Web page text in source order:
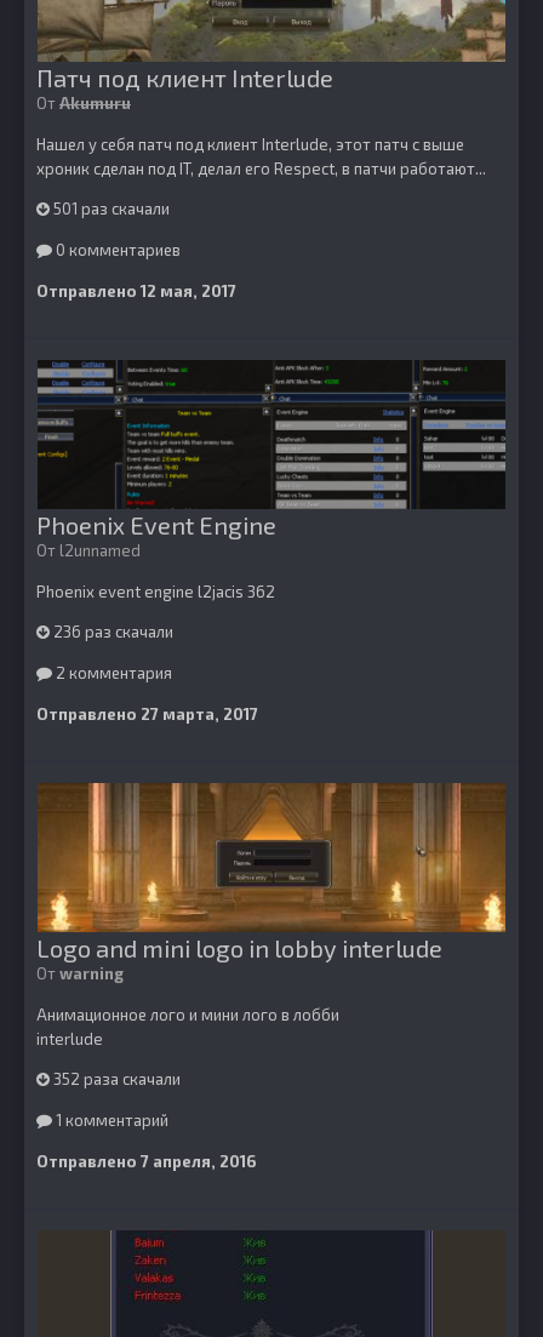
Патч под клиент Interlude
ОтAkumuru
Нашел у себя патч под клиент Interlude, этот патч с выше
хроник сделан под IT, делал его Respect, в патчи работают...
501 раз скачали
0 комментариев
Отправлено12 мая, 2017
Phoenix Event Engine
От l2unnamed
Phoenix event engine l2jacis 362
236 раз скачали
2 комментария
Отправлено 27 марта, 2017
Logo and mini logo in lobby interlude
Отwarning
Анимационное лого и мини лого в лобби
interlude
352 раза скачали
1 комментарий
Отправлено 7 апреля, 2016